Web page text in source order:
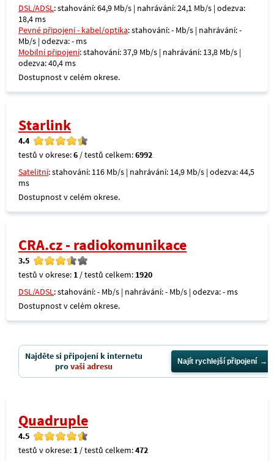
DSL/ADSL: stahování: 64,9 Mb/s | nahrávání: 24,1 Mb/s | odezva:
18,4 ms
Pevné připojení - kabel/optika: stahování: - Mb/s | nahrávání: -
Mb/s | odezva: - ms
Mobilní připojení: stahování: 37,9 Mb/s | nahrávání: 13,8 Mb/s |
odezva: 40,4 ms
Dostupnost v celém okrese.
Starlink
4.4
testů v okrese:6 / testů celkem:6992
Satelitní: stahování: 116 Mb/s | nahrávání: 14,9 Mb/s | odezva: 44,5
ms
Dostupnost v celém okrese.
CRA.cz - radiokomunikace
3.5
testů v okrese: 1 / testů celkem: 1920
DSL/ADSL: stahování: - Mb/s | nahrávání: - Mb/s | odezva: - ms
Dostupnost v celém okrese.
Najděte si připojení k internetu
provaši adresu Najít rychlejší připojení
Quadruple
4.5
testů v okrese: 1 / testů celkem:472